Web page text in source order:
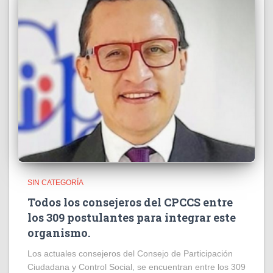
SIN CATEGORÍA
Todos los consejeros del CPCCS entre
los 309 postulantes para integrar este
organismo.
Los actuales consejeros del Consejo de Participación
Ciudadana y Control Social, se encuentran entre los 309